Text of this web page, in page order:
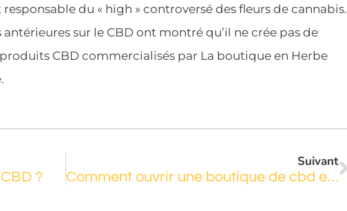
du « high » controversé des fleurs de cannabis.
sur le CBD ont montré qu’il ne crée pas de
CBD commercialisés par La boutique en Herbe
?
Suivant
Comment ouvrir une boutique de cbd en France ?